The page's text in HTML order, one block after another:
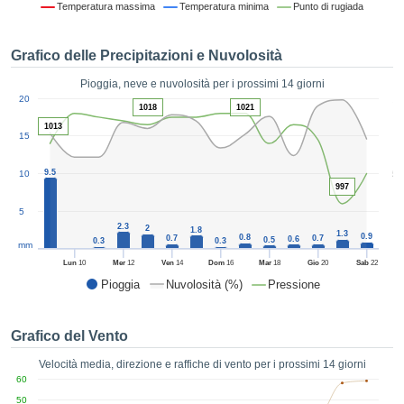
o
di
per
senza
clic sul
ACCETTA
CONTINUA
Temperatura massima Temperatura minima Punto di rugiada
Grafico delle Precipitazioni e Nuvolosità
Pioggia, neve e nuvolosità per i prossimi 14 giorni
Pioggia Nuvolosità (%) Pressione
50
Lun 10 Mer12 Ven14 Dom16 Mar18 Gio 20 Sab22
5
10
15
20
mm
9.5
0.3
2.3
2
0.7
1.8
0.3
0.8 0.5 0.6 0.7 1.3 0.9
1013
1018 1021
997
Grafico del Vento
Velocità media, direzione e raffiche di vento per i prossimi 14 giorni
50
60